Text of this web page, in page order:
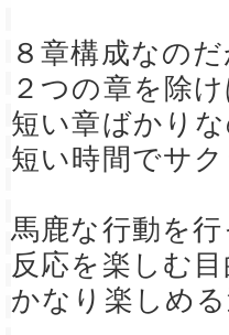
８章構成なの
２つの章を除
短い章ばかり
短い時間でサ
馬鹿な行動を行
反応を楽しむ
かなり楽しめる